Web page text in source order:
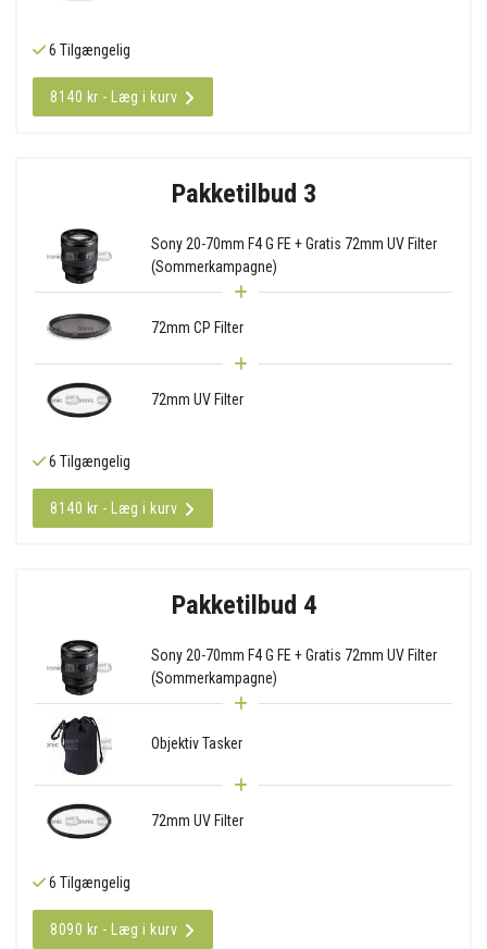
6 Tilgængelig
8140 kr - Læg i kurv
Pakketilbud 3
Sony 20-70mm F4 G FE + Gratis 72mm UV Filter
(Sommerkampagne)
72mm CP Filter
72mm UV Filter
6 Tilgængelig
8140 kr - Læg i kurv
Pakketilbud 4
Sony 20-70mm F4 G FE + Gratis 72mm UV Filter
(Sommerkampagne)
Objektiv Tasker
72mm UV Filter
6 Tilgængelig
8090 kr - Læg i kurv